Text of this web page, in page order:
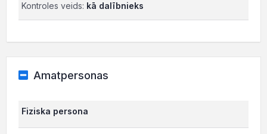
Kontroles veids: kā dalībnieks
Amatpersonas
Fiziska persona